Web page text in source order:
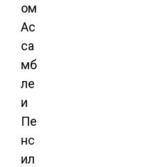
ом
Ас
са
мб
ле
и
Пе
нс
ил